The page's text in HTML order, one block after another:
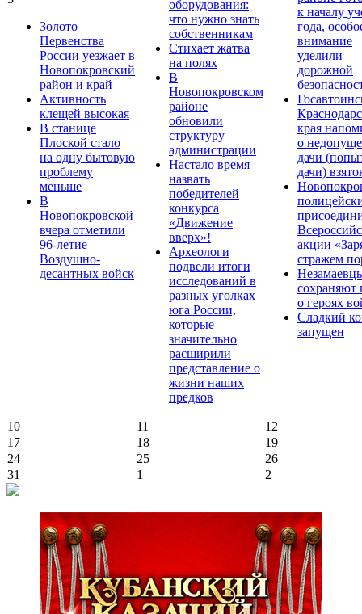
Золото
Первенства
России уезжает в
Новопокровский
район и край
Активность
клещей высокая
В станице
Плоской стало
на одну бытовую
проблему
меньше
В
Новопокровской
вчера отметили
96-летие
Воздушно-
десантных войск
оборудования:
что нужно знать
собственникам
Стихает жатва
на полях
В
Новопокровском
районе
обновили
структуру
администрации
Настало время
назвать
победителей
конкурса
«Движение
вверх»!
Археологи
подвели итоги
исследований в
разных уголках
юга России,
которые
значительно
расширили
представление о
жизни наших
предков
к началу
года,
внимание
уделили
дорожной
края
о
дачи
дачи)
акции
стражем
сохраняют
о героях
Сладкий
запущен
10 11
12
17
18
19
24
25
26
31
1 2